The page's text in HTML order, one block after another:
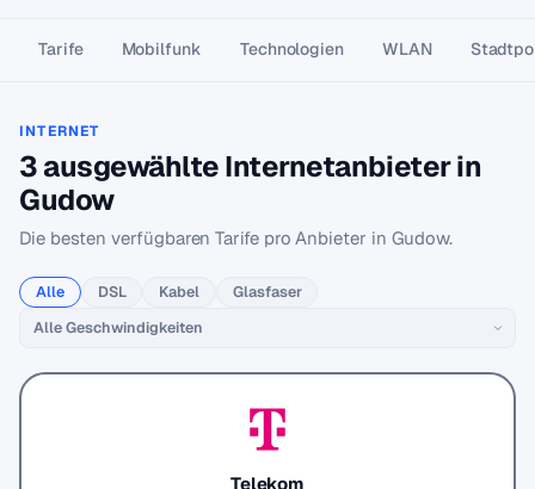
Tarife Mobilfunk Technologien WLAN
INTERNET
3 ausgewählte Internetanbieter in
Gudow
Die besten verfügbaren Tarife pro Anbieter in Gudow.
Alle DSL Kabel Glasfaser
Telekom